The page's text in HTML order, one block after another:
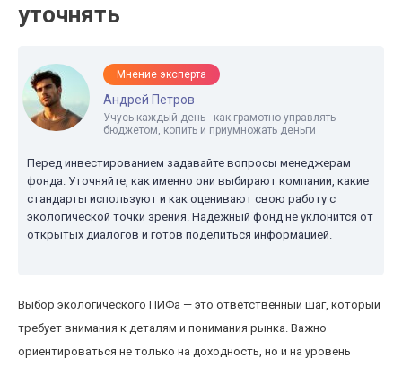
уточнять
Мнение эксперта
Андрей Петров
Учусь каждый день - как грамотно управлять
бюджетом, копить и приумножать деньги
Перед инвестированием задавайте вопросы менеджерам
фонда. Уточняйте, как именно они выбирают компании, какие
стандарты используют и как оценивают свою работу с
экологической точки зрения. Надежный фонд не уклонится от
открытых диалогов и готов поделиться информацией.
Выбор экологического ПИФа — это ответственный шаг, который
требует внимания к деталям и понимания рынка. Важно
ориентироваться не только на доходность, но и на уровень